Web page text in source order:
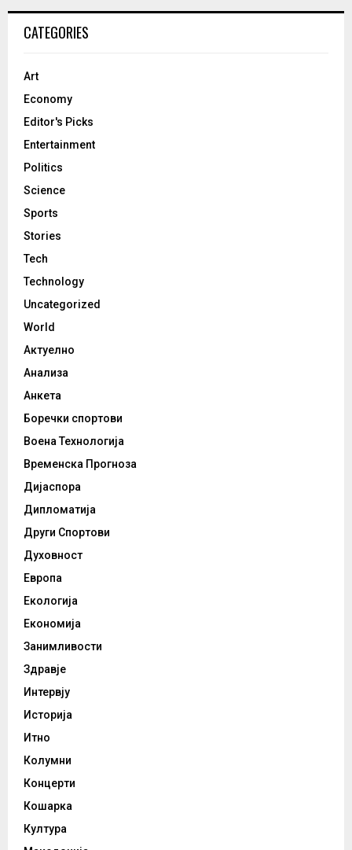
CATEGORIES
Art
Economy
Editor's Picks
Entertainment
Politics
Science
Sports
Stories
Tech
Technology
Uncategorized
World
Актуелно
Анализа
Анкета
Боречки спортови
Воена Технологија
Временска Прогноза
Дијаспора
Дипломатија
Други Спортови
Духовност
Европа
Екологија
Економија
Занимливости
Здравје
Интервју
Историја
Итно
Колумни
Концерти
Кошарка
Култура